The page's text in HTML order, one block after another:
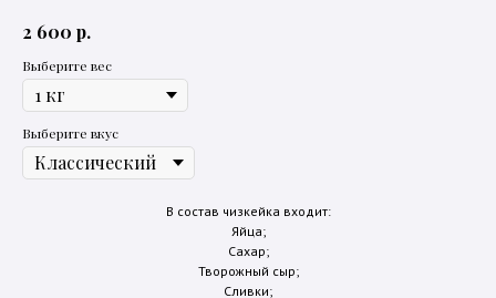
2 600 р.
Выберите вес
Выберите вкус
В состав чизкейка входит:
Яйца;
Сахар;
Творожный сыр;
Сливки;